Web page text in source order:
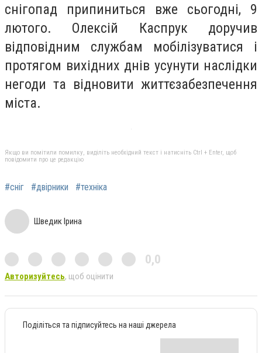
снігопад припиниться вже сьогодні, 9
лютого. Олексій Каспрук доручив
відповідним службам мобілізуватися і
протягом вихідних днів усунути наслідки
негоди та відновити життєзабезпечення
міста.
Якщо ви помітили помилку, виділіть необхідний текст і натисніть Ctrl + Enter, щоб
повідомити про це редакцію
#сніг #двірники #техніка
Шведик Ірина
0,0
Авторизуйтесь, щоб оцінити
Поділіться та підписуйтесь на наші джерела